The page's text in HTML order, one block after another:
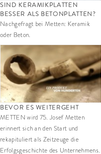
SIND KERAMIKPLATTEN
BESSER ALS BETONPLATTEN?
Nachgefragt bei Metten: Keramik
oder Beton.
BEVOR ES WEITERGEHT
METTEN wird 75. Josef Metten
erinnert sich an den Start und
rekapituliert als Zeitzeuge die
Erfolgsgeschichte des Unternehmens.